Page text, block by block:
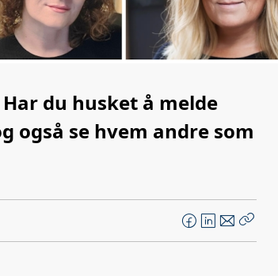
du husket å melde
også se hvem andre som
F
L
E
Kopier